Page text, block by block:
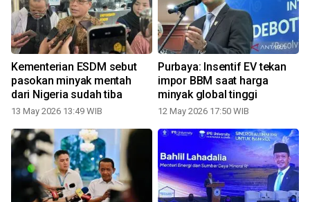
Kementerian ESDM sebut
pasokan minyak mentah
dari Nigeria sudah tiba
13 May 2026 13:49 WIB
Purbaya: Insentif EV tekan
impor BBM saat harga
minyak global tinggi
12 May 2026 17:50 WIB